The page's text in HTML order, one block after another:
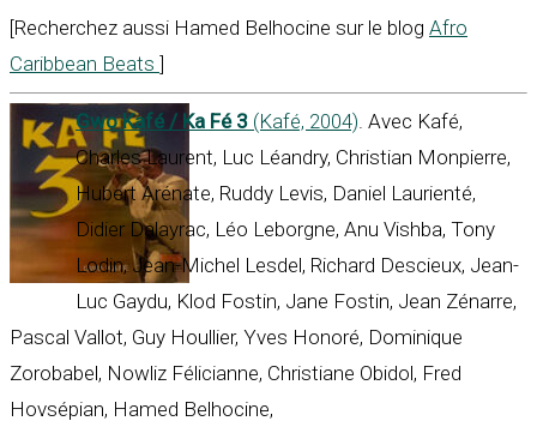
[Recherchez aussi Hamed Belhocine sur le blog Afro
Caribbean Beats ]
Gwo Kafé / Ka Fé 3 (Kafé, 2004). Avec Kafé,
Charles Laurent, Luc Léandry, Christian Monpierre,
Hubert Arénate, Ruddy Levis, Daniel Laurienté,
Didier Dalayrac, Léo Leborgne, Anu Vishba, Tony
Lodin, Jean-Michel Lesdel, Richard Descieux, Jean-
Luc Gaydu, Klod Fostin, Jane Fostin, Jean Zénarre,
Pascal Vallot, Guy Houllier, Yves Honoré, Dominique
Zorobabel, Nowliz Félicianne, Christiane Obidol, Fred
Hovsépian, Hamed Belhocine,